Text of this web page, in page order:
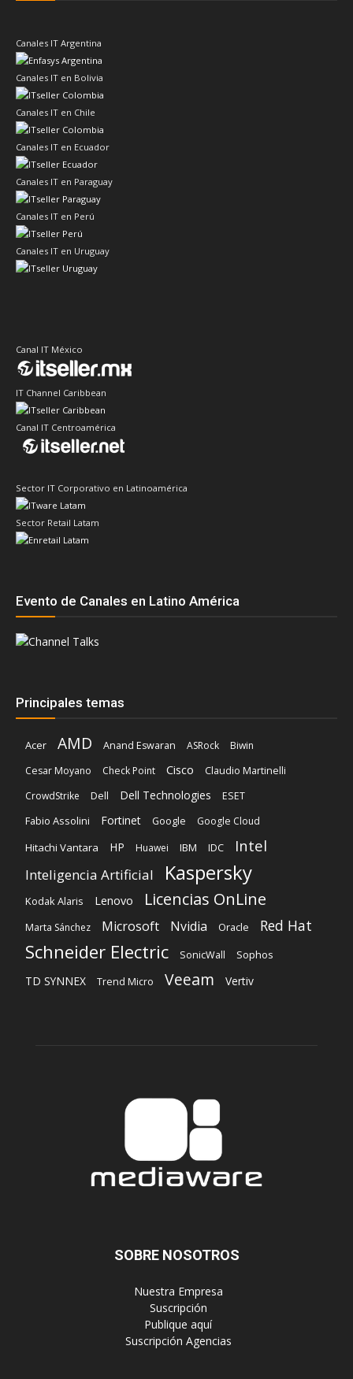
Canales IT Argentina
Canales IT en Bolivia
Canales IT en Chile
Canales IT en Ecuador
Canales IT en Paraguay
Canales IT en Perú
Canales IT en Uruguay
Canal IT México
IT Channel Caribbean
Canal IT Centroamérica
Sector IT Corporativo en Latinoamérica
Sector Retail Latam
Evento de Canales en Latino América
Principales temas
Acer AMD Anand Eswaran ASRock
Biwin
Cesar Moyano
Check Point Cisco
Claudio Martinelli
CrowdStrike
Dell Dell Technologies ESET
Fabio Assolini Fortinet Google Google Cloud
Hitachi Vantara HP Huawei IBM IDC Intel
Inteligencia Artificial Kaspersky
Kodak Alaris Lenovo Licencias OnLine
Marta Sánchez Microsoft Nvidia Oracle Red Hat
Schneider Electric SonicWall Sophos
TD SYNNEX Trend Micro Veeam Vertiv
SOBRE NOSOTROS
‎ Nuestra Empresa
‎ Suscripción
‎ Publique aquí
‎ Suscripción Agencias